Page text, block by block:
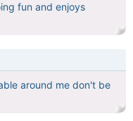
fun and enjoys
around me don't be